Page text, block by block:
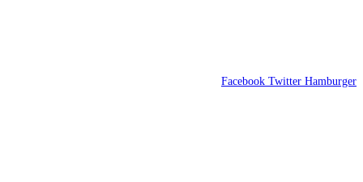
Facebook Twitter Hamburger